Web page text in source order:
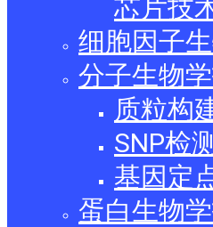
芯片技
细胞因子
分子生物
质粒构
SNP检测
基因定
蛋白生物